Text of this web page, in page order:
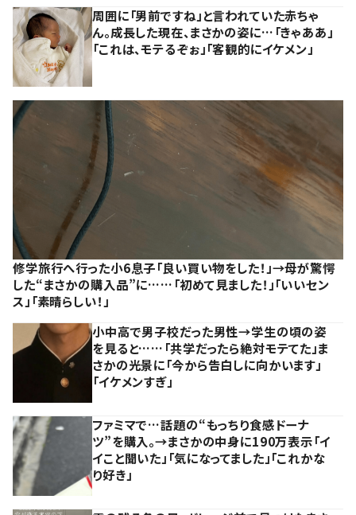
周囲に「男前ですね」と言われていた赤ちゃ
ん。成長した現在、まさかの姿に…「きゃああ」
「これは、モテるぞぉ」「客観的にイケメン」
修学旅行へ行った小6息子「良い買い物をした！」→母が驚愕
した“まさかの購入品”に……「初めて見ました！」「いいセン
ス」「素晴らしい！」
小中高で男子校だった男性→学生の頃の姿
を見ると……「共学だったら絶対モテてた」ま
さかの光景に「今から告白しに向かいます」
「イケメンすぎ」
ファミマで…話題の“もっちり食感ドーナ
ツ”を購入。→まさかの中身に190万表示「イ
イこと聞いた」「気になってました」「これかな
り好き」